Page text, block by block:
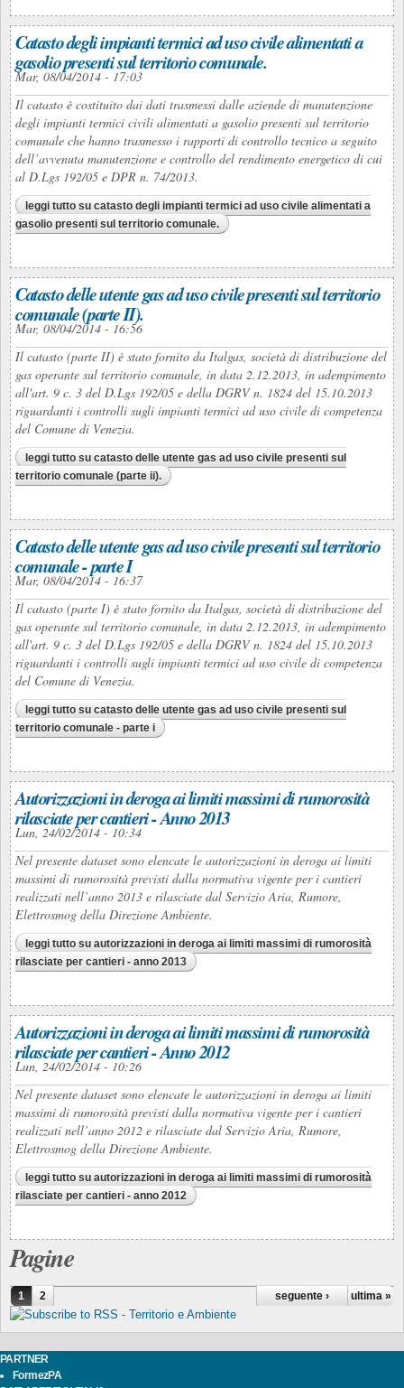
Catasto degli impianti termici ad uso civile alimentati a
gasolio presenti sul territorio comunale.
Mar, 08/04/2014 - 17:03
Il catasto è costituito dai dati trasmessi dalle aziende di manutenzione
degli impianti termici civili alimentati a gasolio presenti sul territorio
comunale che hanno trasmesso i rapporti di controllo tecnico a seguito
dell’avvenuta manutenzione e controllo del rendimento energetico di cui
al D.Lgs 192/05 e DPR n. 74/2013.
leggi tutto su catasto degli impianti termici ad uso civile alimentati a
gasolio presenti sul territorio comunale.
Catasto delle utente gas ad uso civile presenti sul territorio
comunale (parte II).
Mar, 08/04/2014 - 16:56
Il catasto (parte II) è stato fornito da Italgas, società di distribuzione del
gas operante sul territorio comunale, in data 2.12.2013, in adempimento
all'art. 9 c. 3 del D.Lgs 192/05 e della DGRV n. 1824 del 15.10.2013
riguardanti i controlli sugli impianti termici ad uso civile di competenza
del Comune di Venezia.
leggi tutto su catasto delle utente gas ad uso civile presenti sul
territorio comunale (parte ii).
Catasto delle utente gas ad uso civile presenti sul territorio
comunale - parte I
Mar, 08/04/2014 - 16:37
Il catasto (parte I) è stato fornito da Italgas, società di distribuzione del
gas operante sul territorio comunale, in data 2.12.2013, in adempimento
all'art. 9 c. 3 del D.Lgs 192/05 e della DGRV n. 1824 del 15.10.2013
riguardanti i controlli sugli impianti termici ad uso civile di competenza
del Comune di Venezia.
leggi tutto su catasto delle utente gas ad uso civile presenti sul
territorio comunale - parte i
Autorizzazioni in deroga ai limiti massimi di rumorosità
rilasciate per cantieri - Anno 2013
Lun, 24/02/2014 - 10:34
Nel presente dataset sono elencate le autorizzazioni in deroga ai limiti
massimi di rumorosità previsti dalla normativa vigente per i cantieri
realizzati nell’anno 2013 e rilasciate dal Servizio Aria, Rumore,
Elettrosmog della Direzione Ambiente.
leggi tutto su autorizzazioni in deroga ai limiti massimi di rumorosità
rilasciate per cantieri - anno 2013
Autorizzazioni in deroga ai limiti massimi di rumorosità
rilasciate per cantieri - Anno 2012
Lun, 24/02/2014 - 10:26
Nel presente dataset sono elencate le autorizzazioni in deroga ai limiti
massimi di rumorosità previsti dalla normativa vigente per i cantieri
realizzati nell’anno 2012 e rilasciate dal Servizio Aria, Rumore,
Elettrosmog della Direzione Ambiente.
leggi tutto su autorizzazioni in deroga ai limiti massimi di rumorosità
rilasciate per cantieri - anno 2012
Pagine
1 2 seguente › ultima »
PARTNER
FormezPA